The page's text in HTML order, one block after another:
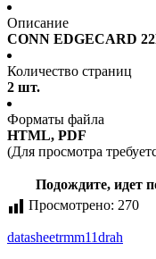
Описание
CONN EDGECARD
Количество страниц
2 шт.
Форматы файла
HTML, PDF
(Для просмотра
Подождите, идет
Просмотрено: 270
datasheetrmm11drah